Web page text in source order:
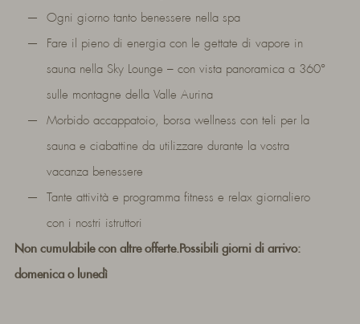
Ogni giorno tanto benessere nella spa
Fare il pieno di energia con le gettate di vapore in
sauna nella Sky Lounge – con vista panoramica a 360°
sulle montagne della Valle Aurina
Morbido accappatoio, borsa wellness con teli per la
sauna e ciabattine da utilizzare durante la vostra
vacanza benessere
Tante attività e programma fitness e relax giornaliero
con i nostri istruttori
Non cumulabile con altre offerte. Possibili giorni di arrivo:
domenica o lunedì